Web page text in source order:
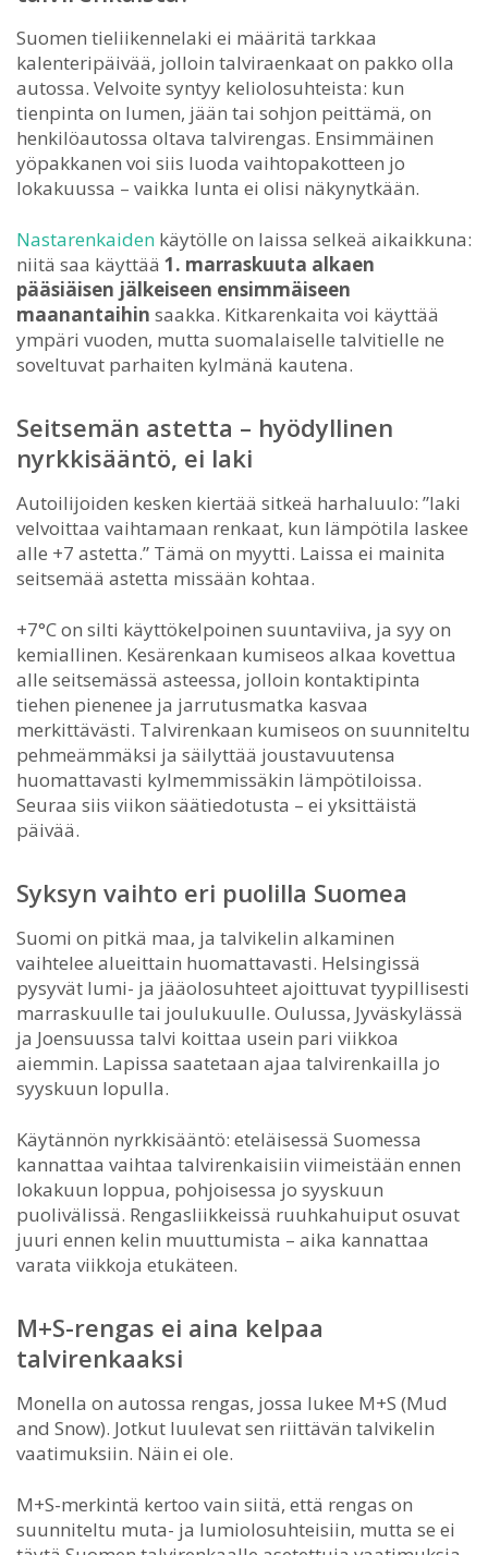
Suomen tieliikennelaki ei määritä tarkkaa
kalenteripäivää, jolloin talviraenkaat on pakko olla
autossa. Velvoite syntyy keliolosuhteista: kun
tienpinta on lumen, jään tai sohjon peittämä, on
henkilöautossa oltava talvirengas. Ensimmäinen
yöpakkanen voi siis luoda vaihtopakotteen jo
lokakuussa – vaikka lunta ei olisi näkynytkään.
Nastarenkaiden käytölle on laissa selkeä aikaikkuna:
niitä saa käyttää 1. marraskuuta alkaen
pääsiäisen jälkeiseen ensimmäiseen
maanantaihin saakka. Kitkarenkaita voi käyttää
ympäri vuoden, mutta suomalaiselle talvitielle ne
soveltuvat parhaiten kylmänä kautena.
Seitsemän astetta – hyödyllinen
nyrkkisääntö, ei laki
Autoilijoiden kesken kiertää sitkeä harhaluulo: ”laki
velvoittaa vaihtamaan renkaat, kun lämpötila laskee
alle +7 astetta.” Tämä on myytti. Laissa ei mainita
seitsemää astetta missään kohtaa.
+7°C on silti käyttökelpoinen suuntaviiva, ja syy on
kemiallinen. Kesärenkaan kumiseos alkaa kovettua
alle seitsemässä asteessa, jolloin kontaktipinta
tiehen pienenee ja jarrutusmatka kasvaa
merkittävästi. Talvirenkaan kumiseos on suunniteltu
pehmeämmäksi ja säilyttää joustavuutensa
huomattavasti kylmemmissäkin lämpötiloissa.
Seuraa siis viikon säätiedotusta – ei yksittäistä
päivää.
Syksyn vaihto eri puolilla Suomea
Suomi on pitkä maa, ja talvikelin alkaminen
vaihtelee alueittain huomattavasti. Helsingissä
pysyvät lumi- ja jääolosuhteet ajoittuvat tyypillisesti
marraskuulle tai joulukuulle. Oulussa, Jyväskylässä
ja Joensuussa talvi koittaa usein pari viikkoa
aiemmin. Lapissa saatetaan ajaa talvirenkailla jo
syyskuun lopulla.
Käytännön nyrkkisääntö: eteläisessä Suomessa
kannattaa vaihtaa talvirenkaisiin viimeistään ennen
lokakuun loppua, pohjoisessa jo syyskuun
puolivälissä. Rengasliikkeissä ruuhkahuiput osuvat
juuri ennen kelin muuttumista – aika kannattaa
varata viikkoja etukäteen.
M+S-rengas ei aina kelpaa
talvirenkaaksi
Monella on autossa rengas, jossa lukee M+S (Mud
and Snow). Jotkut luulevat sen riittävän talvikelin
vaatimuksiin. Näin ei ole.
M+S-merkintä kertoo vain siitä, että rengas on
suunniteltu muta- ja lumiolosuhteisiin, mutta se ei